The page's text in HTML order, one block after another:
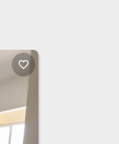
favorite_border